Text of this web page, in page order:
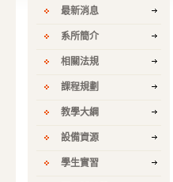
最新消息
系所簡介
相關法規
課程規劃
教學大綱
設備資源
學生實習